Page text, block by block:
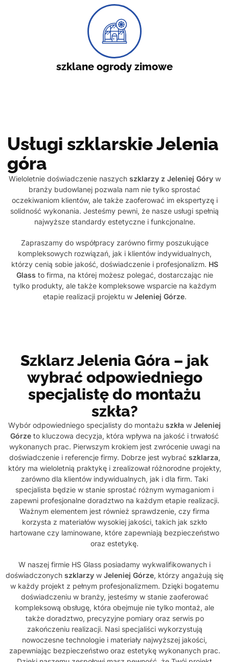
szklane ogrody zimowe
Usługi szklarskie Jelenia
góra
Wieloletnie doświadczenie naszych szklarzy z Jeleniej Góryw
branży budowlanej pozwala nam nie tylko sprostać
oczekiwaniom klientów, ale także zaoferować im ekspertyzę i
solidność wykonania. Jesteśmy pewni, że nasze usługi spełnią
najwyższe standardy estetyczne i funkcjonalne.
Zapraszamy do współpracy zarówno firmy poszukujące
kompleksowych rozwiązań, jak i klientów indywidualnych,
którzy cenią sobie jakość, doświadczenie i profesjonalizm. HS
Glass to firma, na której możesz polegać, dostarczając nie
tylko produkty, ale także kompleksowe wsparcie na każdym
etapie realizacji projektu w Jeleniej Górze.
Szklarz Jelenia Góra – jak
wybrać odpowiedniego
specjalistę do montażu
szkła?
Wybór odpowiedniego specjalisty do montażu szkła w Jeleniej
Górze to kluczowa decyzja, która wpływa na jakość i trwałość
wykonanych prac. Pierwszym krokiem jest zwrócenie uwagi na
doświadczenie i referencje firmy. Dobrze jest wybrać szklarza,
który ma wieloletnią praktykę i zrealizował różnorodne projekty,
zarówno dla klientów indywidualnych, jak i dla firm. Taki
specjalista będzie w stanie sprostać różnym wymaganiom i
zapewni profesjonalne doradztwo na każdym etapie realizacji.
Ważnym elementem jest również sprawdzenie, czy firma
korzysta z materiałów wysokiej jakości, takich jak szkło
hartowane czy laminowane, które zapewniają bezpieczeństwo
oraz estetykę.
W naszej firmie HS Glass posiadamy wykwalifikowanych i
doświadczonych szklarzy w Jeleniej Górze, którzy angażują się
w każdy projekt z pełnym profesjonalizmem. Dzięki bogatemu
doświadczeniu w branży, jesteśmy w stanie zaoferować
kompleksową obsługę, która obejmuje nie tylko montaż, ale
także doradztwo, precyzyjne pomiary oraz serwis po
zakończeniu realizacji. Nasi specjaliści wykorzystują
nowoczesne technologie i materiały najwyższej jakości,
zapewniając bezpieczeństwo oraz estetykę wykonanych prac.